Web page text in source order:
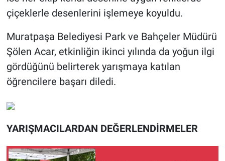
çiçeklerle desenlerini işlemeye koyuldu.
Muratpaşa Belediyesi Park ve Bahçeler Müdürü
Şölen Acar, etkinliğin ikinci yılında da yoğun ilgi
gördüğünü belirterek yarışmaya katılan
öğrencilere başarı diledi.
YARIŞMACILARDAN DEĞERLENDİRMELER